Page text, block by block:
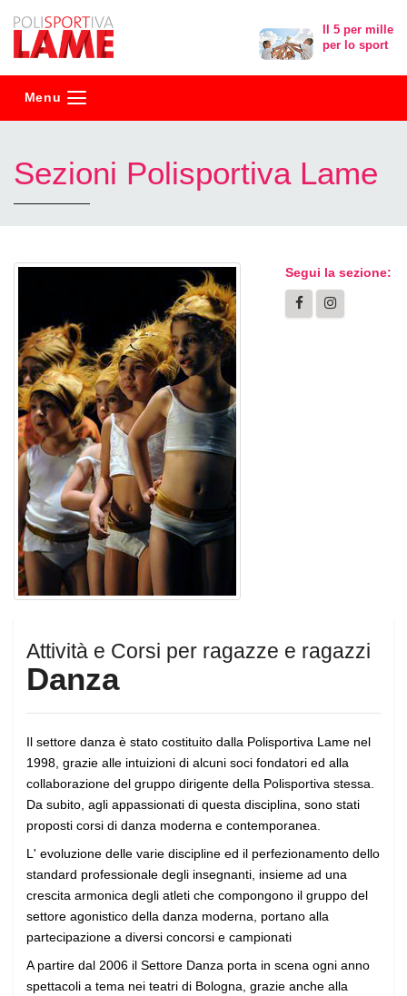
Polisportiva
Lame
Il 5 per mille
per lo sport
Menu
Sezioni Polisportiva Lame
Segui la sezione:
Attività e Corsi per ragazze e ragazzi
Danza
Il settore danza è stato costituito dalla Polisportiva Lame nel
1998, grazie alle intuizioni di alcuni soci fondatori ed alla
collaborazione del gruppo dirigente della Polisportiva stessa.
Da subito, agli appassionati di questa disciplina, sono stati
proposti corsi di danza moderna e contemporanea.
L' evoluzione delle varie discipline ed il perfezionamento dello
standard professionale degli insegnanti, insieme ad una
crescita armonica degli atleti che compongono il gruppo del
settore agonistico della danza moderna, portano alla
partecipazione a diversi concorsi e campionati
A partire dal 2006 il Settore Danza porta in scena ogni anno
spettacoli a tema nei teatri di Bologna, grazie anche alla